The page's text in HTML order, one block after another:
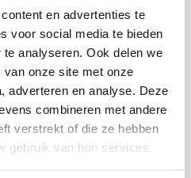
en advertenties te
voor social media te bieden
analyseren. Ook delen we
onze site met onze
adverteren en analyse. Deze
combineren met andere
verstrekt of die ze hebben
gebruik van hun services.
een
hebben.
hapjes die
worden
avond feesten